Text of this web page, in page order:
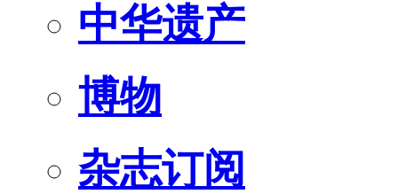
中华遗产
博物
杂志订阅